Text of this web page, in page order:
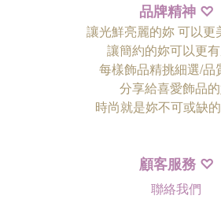
品牌精神 ♡
讓光鮮亮麗的妳 可以更
讓簡約的妳可以更
每樣飾品精挑細選/品
分享給喜愛飾品
時尚就是妳不可或缺
顧客服務 ♡
聯絡我們